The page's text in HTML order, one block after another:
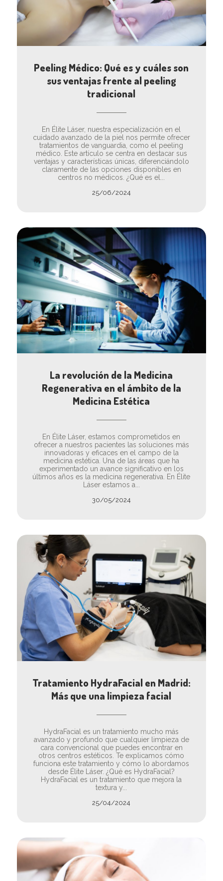
Peeling Médico: Qué es y cuáles son
sus ventajas frente al peeling
tradicional
En Élite Láser, nuestra especialización en el
cuidado avanzado de la piel nos permite ofrecer
tratamientos de vanguardia, como el peeling
médico. Este artículo se centra en destacar sus
ventajas y características únicas, diferenciándolo
claramente de las opciones disponibles en
centros no médicos. ¿Qué es el...
25/06/2024
La revolución de la Medicina
Regenerativa en el ámbito de la
Medicina Estética
En Élite Láser, estamos comprometidos en
ofrecer a nuestros pacientes las soluciones más
innovadoras y eficaces en el campo de la
medicina estética. Una de las áreas que ha
experimentado un avance significativo en los
últimos años es la medicina regenerativa. En Élite
Láser estamos a...
30/05/2024
Tratamiento HydraFacial en Madrid:
Más que una limpieza facial
HydraFacial es un tratamiento mucho más
avanzado y profundo que cualquier limpieza de
cara convencional que puedes encontrar en
otros centros estéticos. Te explicamos cómo
funciona este tratamiento y cómo lo abordamos
desde Élite Láser. ¿Qué es HydraFacial?
HydraFacial es un tratamiento que mejora la
textura y...
25/04/2024